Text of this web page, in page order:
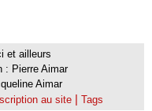
et ailleurs
: Pierre Aimar
Aimar
au site | Tags